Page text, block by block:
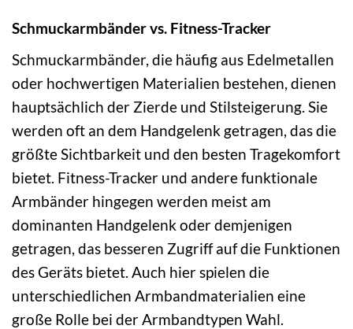
Schmuckarmbänder vs. Fitness-Tracker
Schmuckarmbänder, die häufig aus Edelmetallen
oder hochwertigen Materialien bestehen, dienen
hauptsächlich der Zierde und Stilsteigerung. Sie
werden oft an dem Handgelenk getragen, das die
größte Sichtbarkeit und den besten Tragekomfort
bietet. Fitness-Tracker und andere funktionale
Armbänder hingegen werden meist am
dominanten Handgelenk oder demjenigen
getragen, das besseren Zugriff auf die Funktionen
des Geräts bietet. Auch hier spielen die
unterschiedlichen Armbandmaterialien eine
große Rolle bei der Armbandtypen Wahl.